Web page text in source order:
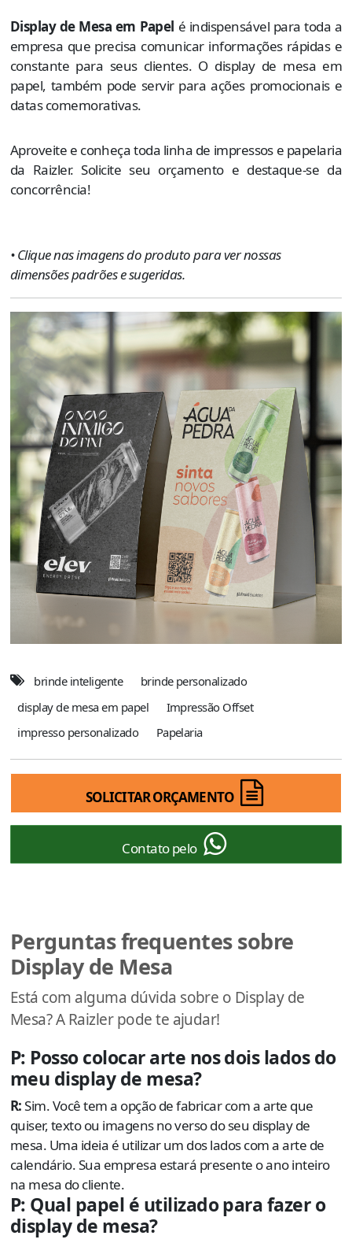
Display de Mesa em Papel é indispensável para toda a
empresa que precisa comunicar informações rápidas e
constante para seus clientes. O display de mesa em
papel, também pode servir para ações promocionais e
datas comemorativas.
Aproveite e conheça toda linha de impressos e papelaria
da Raizler. Solicite seu orçamento e destaque-se da
concorrência!
• Clique nas imagens do produto para ver nossas
dimensões padrões e sugeridas.
brinde inteligente
brinde personalizado
display de mesa em papel
Impressão Offset
impresso personalizado
Papelaria
SOLICITAR ORÇAMENTO
Contato pelo
Perguntas frequentes sobre
Display de Mesa
Está com alguma dúvida sobre o Display de
Mesa? A Raizler pode te ajudar!
P: Posso colocar arte nos dois lados do
meu display de mesa?
R:Sim. Você tem a opção de fabricar com a arte que
quiser, texto ou imagens no verso do seu display de
mesa. Uma ideia é utilizar um dos lados com a arte de
calendário. Sua empresa estará presente o ano inteiro
na mesa do cliente.
P: Qual papel é utilizado para fazer o
display de mesa?